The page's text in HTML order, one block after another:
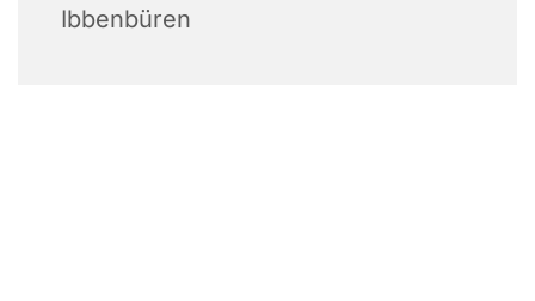
Ibbenbüren